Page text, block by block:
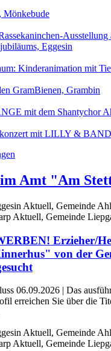
Mönkebude
Ausstellung
Eggesin
Kinderanimation mit
GramBienen, Grambin
mit dem Shantychor
mit LILLY &
Amt "Am
Aktuell, Gemeinde
Aktuell, Gemeinde
Erzieher/
von der
06.09.2026 | Das
erreichen Sie über die
Aktuell, Gemeinde
Aktuell, Gemeinde